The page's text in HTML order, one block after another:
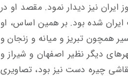
نیز دیدار نمود. مقصد او در
ایران شده بود. بر همین اساس، او
همچون تبریز و میانه و زنجان و
دیگر نظیر اصفهان و شیراز و
چیره دست نیز بود، تصاویری